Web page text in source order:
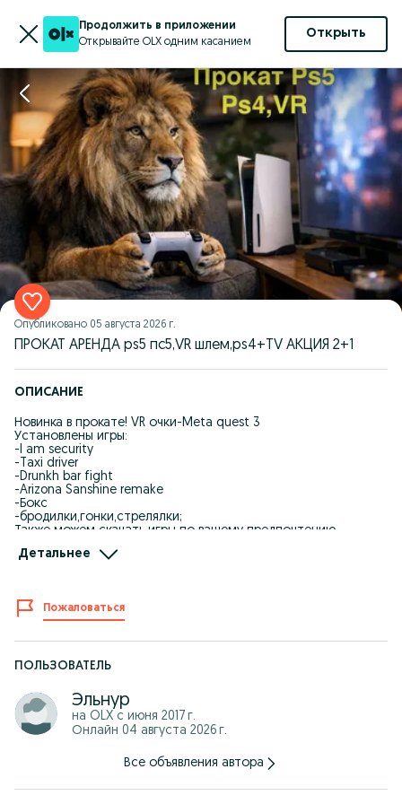
Продолжить в приложении
Открывайте OLX одним касанием
Открыть
Опубликовано 05 августа 2026 г.
ПРОКАТ АРЕНДА ps5 пс5,VR шлем,ps4+TV АКЦИЯ 2+1
ОПИСАНИЕ
Новинка в прокате! VR очки-Meta quest 3
Установлены игры:
-I am security
-Taxi driver
-Drunkh bar fight
-Arizona Sanshine remake
-Бокс
-бродилки,гонки,стрелялки;
Также можем скачать игры по вашему предпочтению.
Игры на ps4:
UFC3
GTA5
MORTAL KOMBAT 11
Minecraft
V-RALLY (гонка)
Need for speed
Игры на ps5:
FIFA26
UFC4
Детальнее
Пожаловаться
ПОЛЬЗОВАТЕЛЬ
Эльнур
на OLX с июня 2017 г.
Онлайн 04 августа 2026 г.
Все объявления автора